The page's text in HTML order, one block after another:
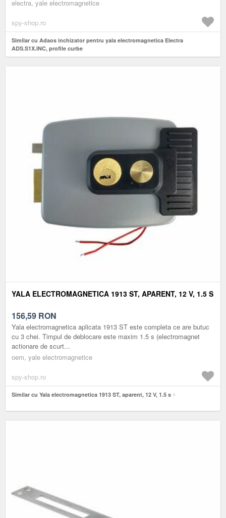
electra, yale electromagnetice
spy-shop.ro
Similar cu Adaos inchizator pentru yala electromagnetica Electra
ADS.S1X.INC, profile curbe
YALA ELECTROMAGNETICA 1913 ST, APARENT, 12 V, 1.5 S
156,59 RON
Yala electromagnetica aplicata 1913 ST este completa ce are butuc
cu 3 chei. Timpul de deblocare este maxim 1.5 s (electromagnet
actionare de scurt...
oem, yale electromagnetice
spy-shop.ro
Similar cu Yala electromagnetica 1913 ST, aparent, 12 V, 1.5 s